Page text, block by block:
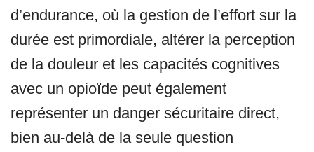
d’endurance, où la gestion de l’effort sur la
durée est primordiale, altérer la perception
de la douleur et les capacités cognitives
avec un opioïde peut également
représenter un danger sécuritaire direct,
bien au-delà de la seule question